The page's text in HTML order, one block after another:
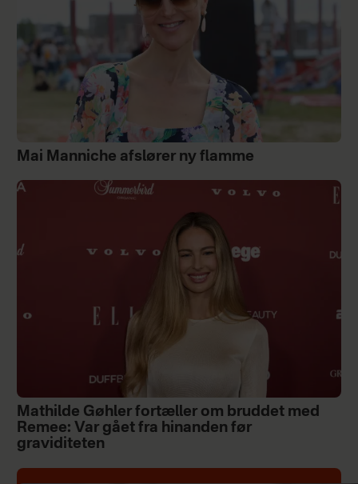
Mai Manniche afslører ny flamme
Mathilde Gøhler fortæller om bruddet med
Remee: Var gået fra hinanden før
graviditeten